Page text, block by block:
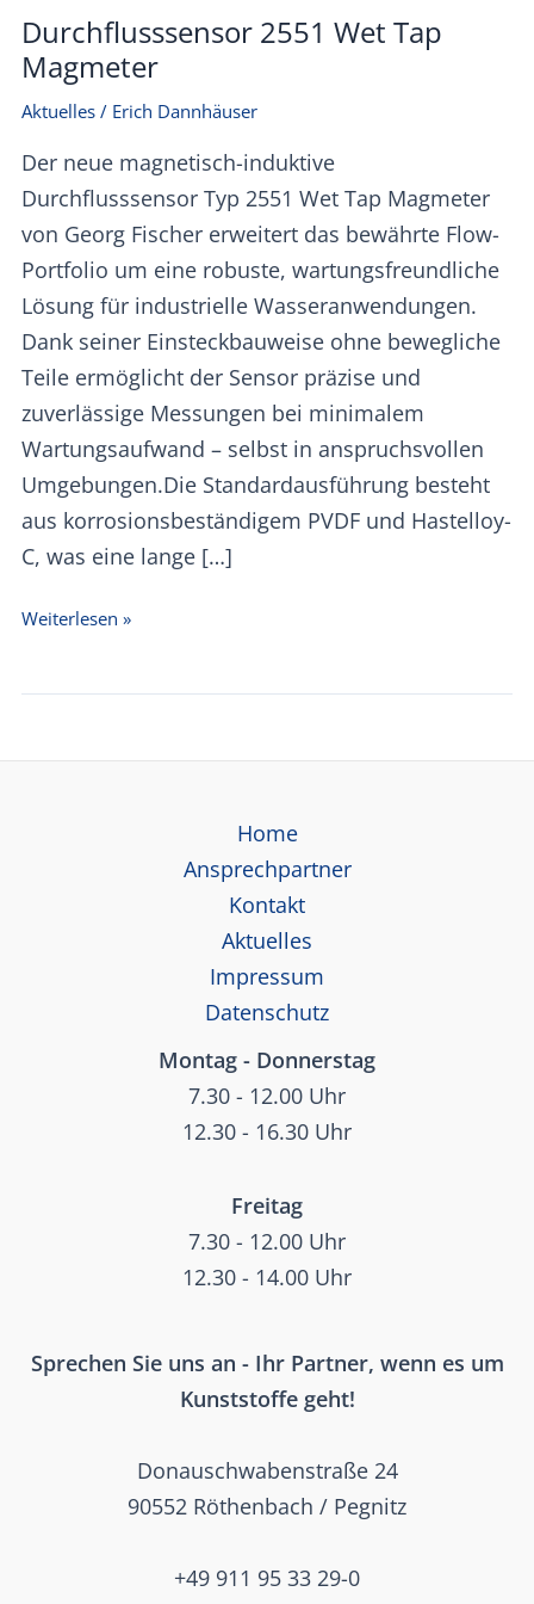
Durchflusssensor 2551 Wet Tap
Magmeter
Aktuelles / Erich Dannhäuser
Der neue magnetisch-induktive
Durchflusssensor Typ 2551 Wet Tap Magmeter
von Georg Fischer erweitert das bewährte Flow-
Portfolio um eine robuste, wartungsfreundliche
Lösung für industrielle Wasseranwendungen.
Dank seiner Einsteckbauweise ohne bewegliche
Teile ermöglicht der Sensor präzise und
zuverlässige Messungen bei minimalem
Wartungsaufwand – selbst in anspruchsvollen
Umgebungen.Die Standardausführung besteht
aus korrosionsbeständigem PVDF und Hastelloy-
C, was eine lange […]
Durchflusssensor
Wet
Magmeter
Weiterlesen »
Home
Ansprechpartner
Kontakt
Aktuelles
Impressum
Datenschutz
Montag - Donnerstag
7.30 - 12.00 Uhr
12.30 - 16.30 Uhr
Freitag
7.30 - 12.00 Uhr
12.30 - 14.00 Uhr
Sprechen Sie uns an - Ihr Partner, wenn es um
Kunststoffe geht!
Donauschwabenstraße 24
90552 Röthenbach / Pegnitz
+49 911 95 33 29-0